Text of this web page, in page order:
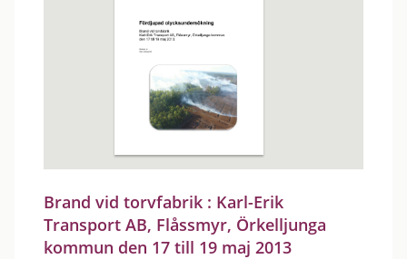
Brand vid torvfabrik : Karl-Erik
Transport AB, Flåssmyr, Örkelljunga
kommun den 17 till 19 maj 2013